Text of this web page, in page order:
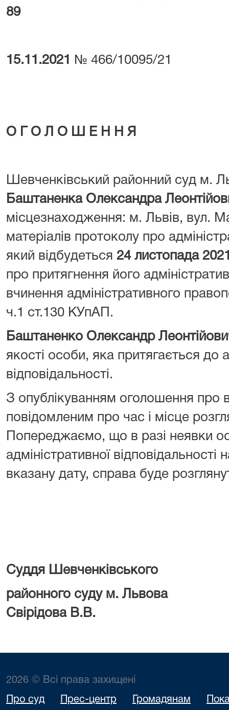
89
15.11.2021 № 466/10095/21
О Г О Л О Ш Е Н Н Я
Шевченківський районний суд м.
Баштаненка Олександра
місцезнаходження: м. Львів, вул.
матеріалів протоколу про
який відбудеться 24 листопада
про притягнення його
вчинення адміністративного
ч.1 ст.130 КУпАП.
Баштаненко Олександр
якості особи, яка притягається до
відповідальності.
З опублікуванням оголошення про
повідомленим про час і місце
Попереджаємо, що в разі неявки
адміністративної відповідальності
вказану дату, справа буде
Суддя Шевченківського
районного суду
Свірідова В.В.
2026 © Всі права захищені
Про суд Прес-центр Громадянам